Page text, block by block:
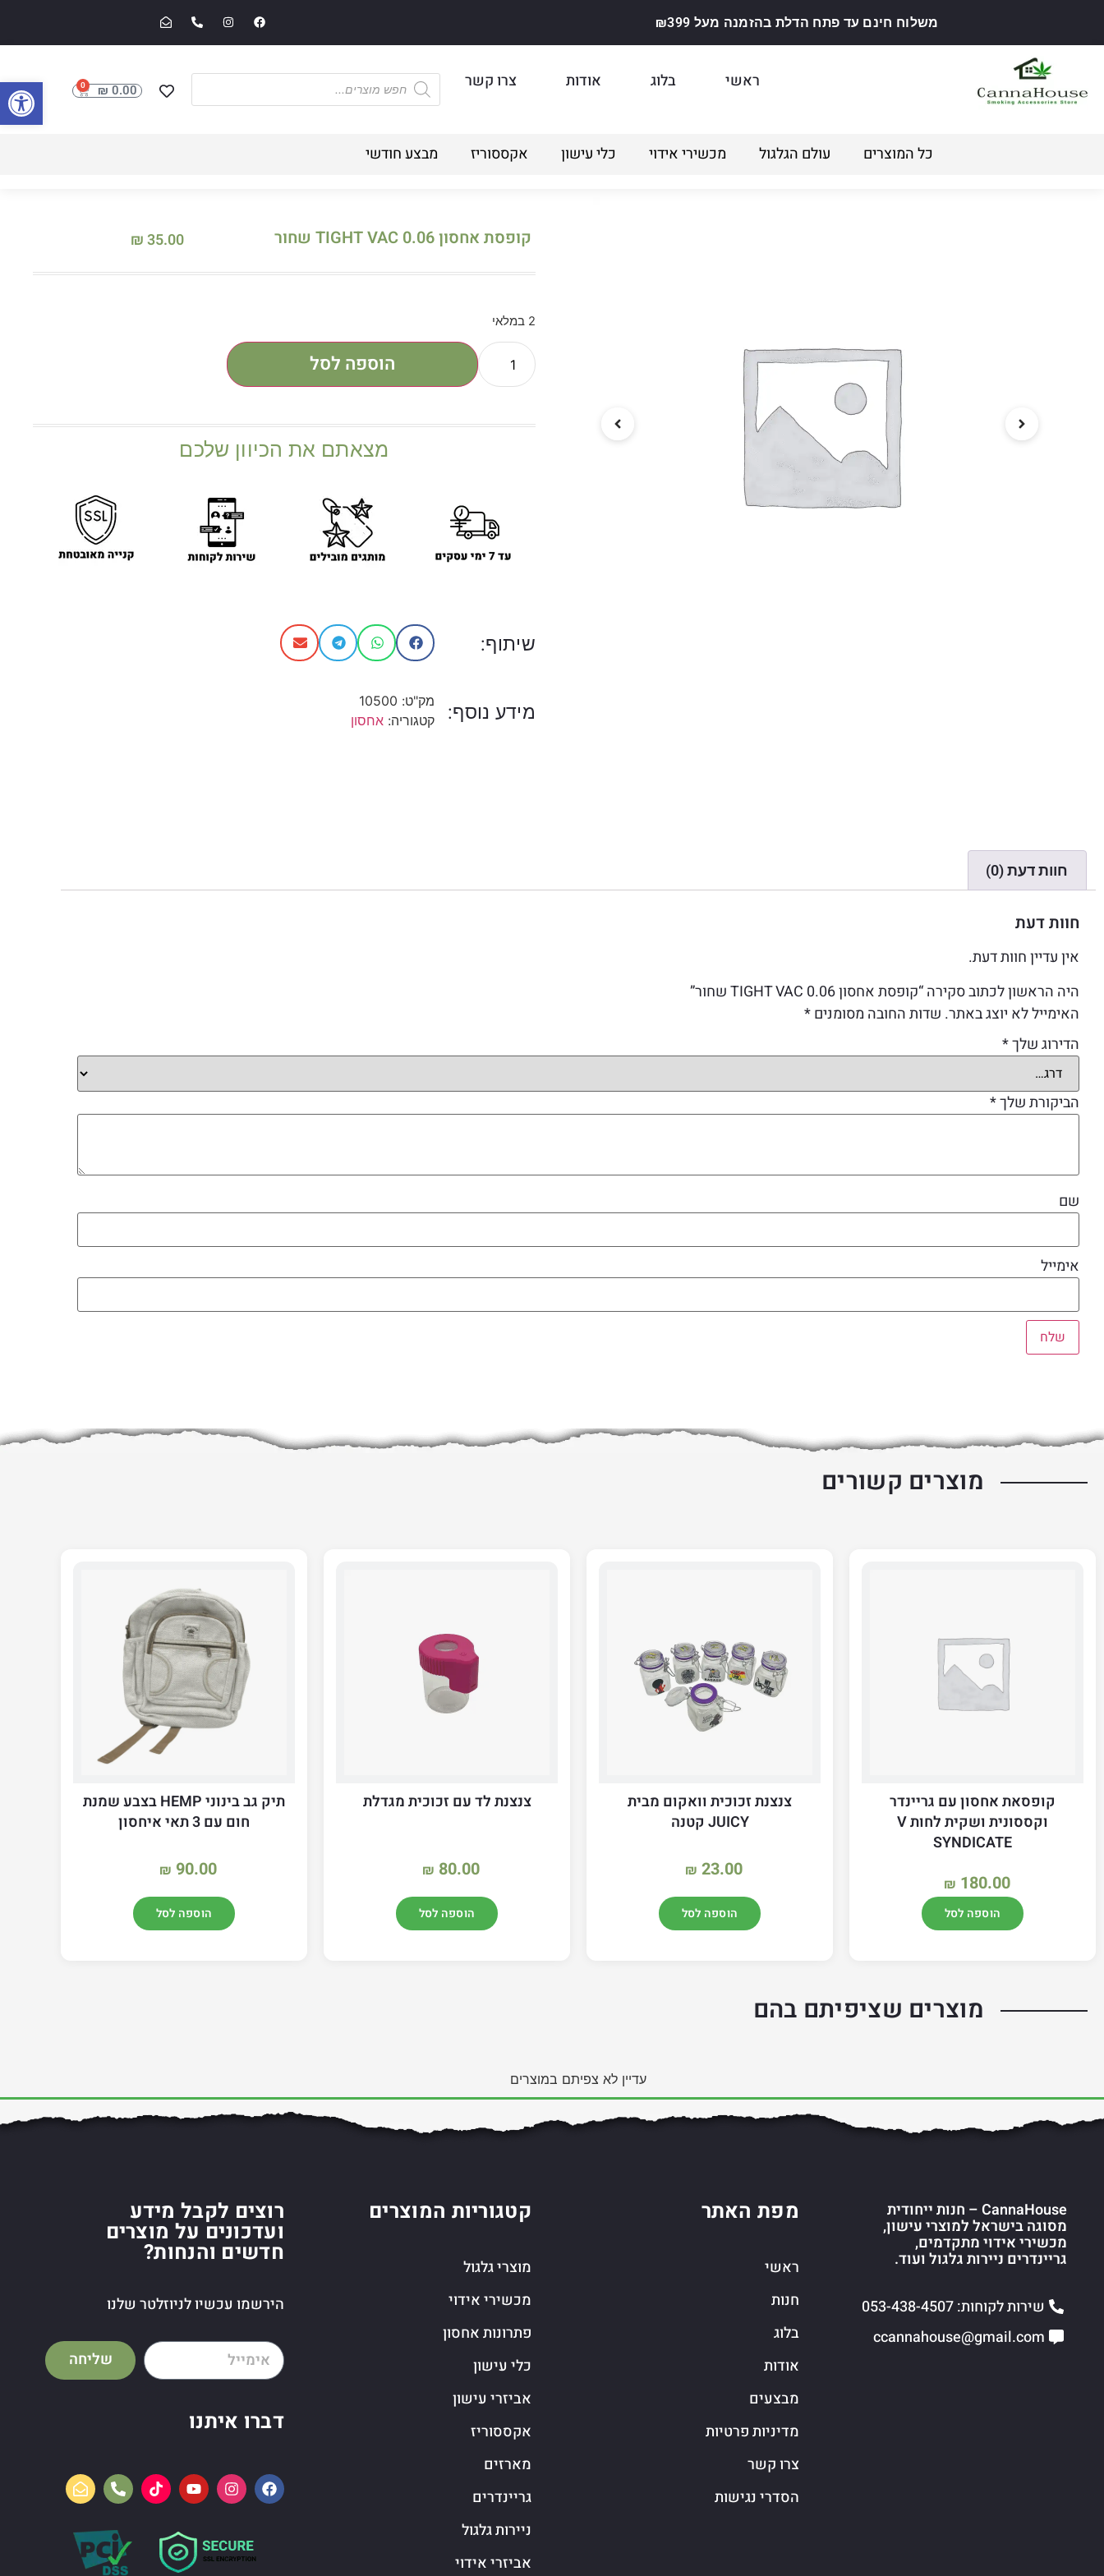
משלוח חינם עד פתח הדלת בהזמנה מעל ₪399
ראשי בלוג אודות צרו קשר ₪ 0.00
0
כל המוצרים עולם הגלגול מכשירי אידוי כלי עישון אקססוריז מבצע חודשי
קופסת אחסון TIGHT VAC 0.06 שחור ₪35.00
2 במלאי
הוספה לסל
מצאתם את הכיוון שלכם
שיתוף:
מידע נוסף:
מק"ט: 10500
קטגוריה: אחסון
חוות דעת (0)
חוות דעת
אין עדיין חוות דעת.
היה הראשון לכתוב סקירה “קופסת אחסון TIGHT VAC 0.06 שחור”
האימייל לא יוצג באתר. שדות החובה מסומנים*
הדירוג שלך*
הביקורת שלך*
שם
אימייל
מוצרים קשורים
קופסאת אחסון עם גריינדר
וקססונית ושקית לחות V
SYNDICATE
₪ 180.00
הוספה לסל
צנצנת זכוכית וואקום מבית
JUICY קטנה
₪ 23.00
הוספה לסל
צנצנת לד עם זכוכית מגדלת
₪ 80.00
הוספה לסל
תיק גב בינוני HEMP בצבע שמנת
חום עם 3 תאי איחסון
₪ 90.00
הוספה לסל
מוצרים שציפיתם בהם
עדיין לא צפיתם במוצרים
CannaHouse – חנות ייחודית
מסוגה בישראל למוצרי עישון,
מכשירי אידוי מתקדמים,
גריינדרים ניירות גלגול ועוד.
שירות לקוחות: 053-438-4507
ccannahouse@gmail.com
מפת האתר
ראשי
חנות
בלוג
אודות
מבצעים
מדיניות פרטיות
צרו קשר
הסדרי נגישות
קטגוריות המוצרים
מוצרי גלגול
מכשירי אידוי
פתרונות אחסון
כלי עישון
אביזרי עישון
אקססוריז
מארזים
גריינדרים
ניירות גלגול
אביזרי אידוי
רוצים לקבל מידע
ועדכונים על מוצרים
חדשים והנחות?
הירשמו עכשיו לניוזלטר שלנו
שליחה
דברו איתנו
פתח